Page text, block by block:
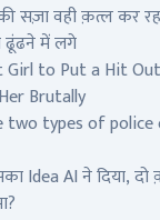
सज़ा वही क़त्ल कर
ढूंढने में लगे
Girl to Put a Hit
Brutally
types of police
Idea AI ने दिया,